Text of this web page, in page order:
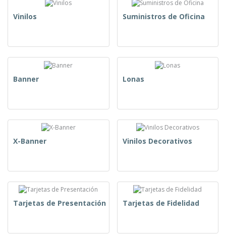
Vinilos Suministros de Oficina
Banner Lonas
X-Banner Vinilos Decorativos
Tarjetas de Presentación Tarjetas de Fidelidad